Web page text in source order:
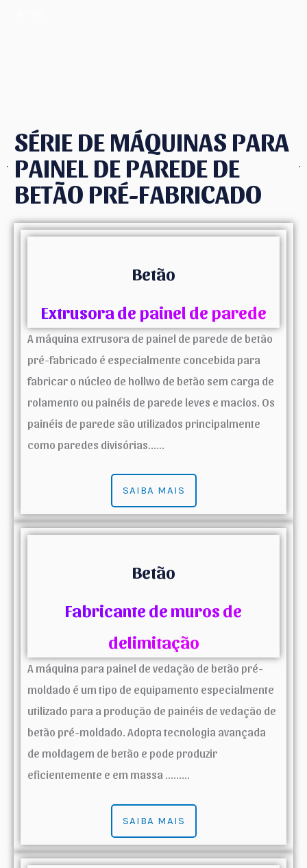
SÉRIE DE MÁQUINAS PARA
PAINEL DE PAREDE DE
BETÃO PRÉ-FABRICADO
Betão
Extrusora de painel de parede
A máquina extrusora de painel de parede de betão
pré-fabricado é especialmente concebida para
fabricar o núcleo de hollwo de betão sem carga de
rolamento ou painéis de parede leves e macios. Os
painéis de parede são utilizados principalmente
como paredes divisórias......
SAIBA MAIS
Betão
Fabricante de muros de
delimitação
A máquina para painel de vedação de betão pré-
moldado é um tipo de equipamento especialmente
utilizado para a produção de painéis de vedação de
betão pré-moldado. Adopta tecnologia avançada
de moldagem de betão e pode produzir
eficientemente e em massa .........
SAIBA MAIS